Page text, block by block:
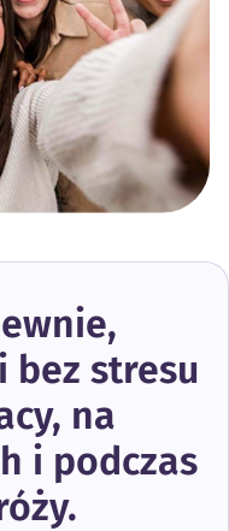
bez stresu
na
i podczas